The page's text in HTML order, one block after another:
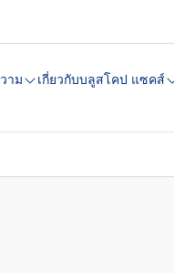
าม เกี่ยวกับบลูสโคป แซคส์